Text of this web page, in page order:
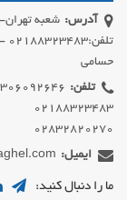
آدرس:
حسامی
تلفن:
02832820270
ایمیل:
ما را دنبال کنید: